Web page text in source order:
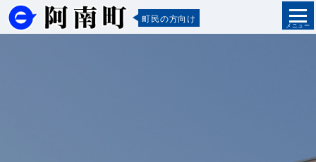
町民の方向け
メニュー